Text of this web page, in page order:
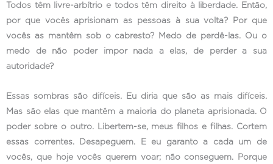
Todos têm livre-arbítrio e todos têm direito à liberdade. Então,
por que vocês aprisionam as pessoas à sua volta? Por que
vocês as mantêm sob o cabresto? Medo de perdê-las. Ou o
medo de não poder impor nada a elas, de perder a sua
autoridade?
Essas sombras são difíceis. Eu diria que são as mais difíceis.
Mas são elas que mantêm a maioria do planeta aprisionada. O
poder sobre o outro. Libertem-se, meus filhos e filhas. Cortem
essas correntes. Desapeguem. E eu garanto a cada um de
vocês, que hoje vocês querem voar; não conseguem. Porque